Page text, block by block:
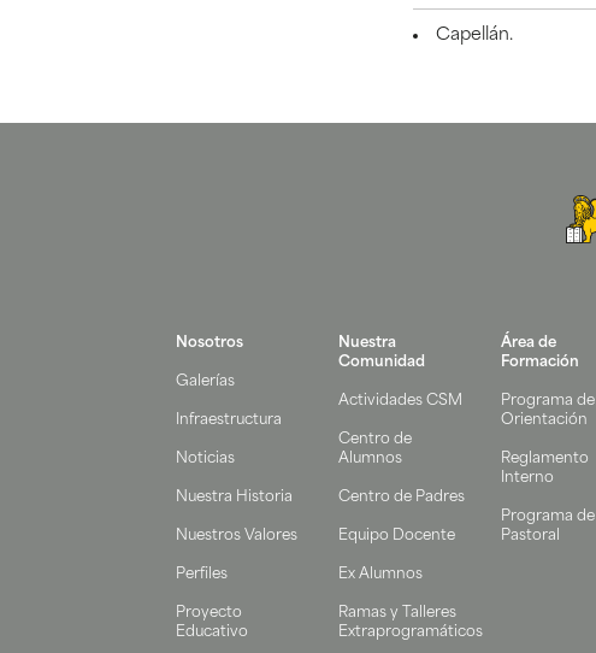
Capellán.
Nosotros
Galerías
Infraestructura
Noticias
Nuestra Historia
Nuestros Valores
Perfiles
Proyecto
Educativo
Nuestra
Comunidad
Actividades CSM
Centro de
Alumnos
Centro de Padres
Equipo Docente
Ex Alumnos
Ramas y Talleres
Extraprogramáticos
Área de
Formación
Programa de
Orientación
Reglamento
Interno
Programa de
Pastoral